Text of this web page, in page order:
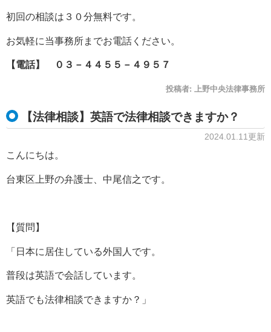
初回の相談は３０分無料です。
お気軽に当事務所までお電話ください。
【電話】 ０３－４４５５－４９５７
投稿者: 上野中央法律事務所
【法律相談】英語で法律相談できますか？
2024.01.11更新
こんにちは。
台東区上野の弁護士、中尾信之です。
【質問】
「日本に居住している外国人です。
普段は英語で会話しています。
英語でも法律相談できますか？」